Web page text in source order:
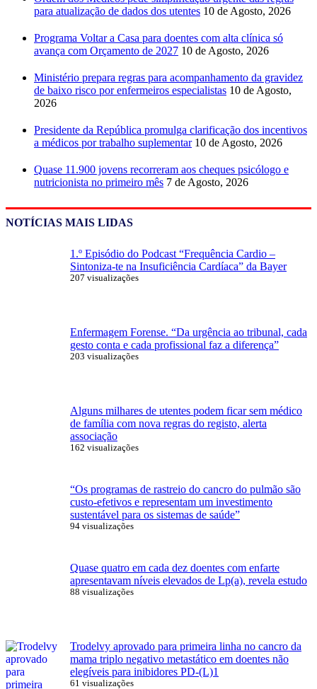
para atualização de dados dos utentes 10 de Agosto, 2026
Programa Voltar a Casa para doentes com alta clínica só
avança com Orçamento de 2027 10 de Agosto, 2026
Ministério prepara regras para acompanhamento da gravidez
de baixo risco por enfermeiros especialistas 10 de Agosto,
2026
Presidente da República promulga clarificação dos incentivos
a médicos por trabalho suplementar 10 de Agosto, 2026
Quase 11.900 jovens recorreram aos cheques psicólogo e
nutricionista no primeiro mês 7 de Agosto, 2026
NOTÍCIAS MAIS LIDAS
1.º Episódio do Podcast “Frequência Cardio –
Sintoniza-te na Insuficiência Cardíaca” da Bayer
207 visualizações
Enfermagem Forense. “Da urgência ao tribunal, cada
gesto conta e cada profissional faz a diferença”
203 visualizações
Alguns milhares de utentes podem ficar sem médico
de família com nova regras do registo, alerta
associação
162 visualizações
“Os programas de rastreio do cancro do pulmão são
custo-efetivos e representam um investimento
sustentável para os sistemas de saúde”
94 visualizações
Quase quatro em cada dez doentes com enfarte
apresentavam níveis elevados de Lp(a), revela estudo
88 visualizações
Trodelvy aprovado para primeira linha no cancro da
mama triplo negativo metastático em doentes não
elegíveis para inibidores PD-(L)1
61 visualizações